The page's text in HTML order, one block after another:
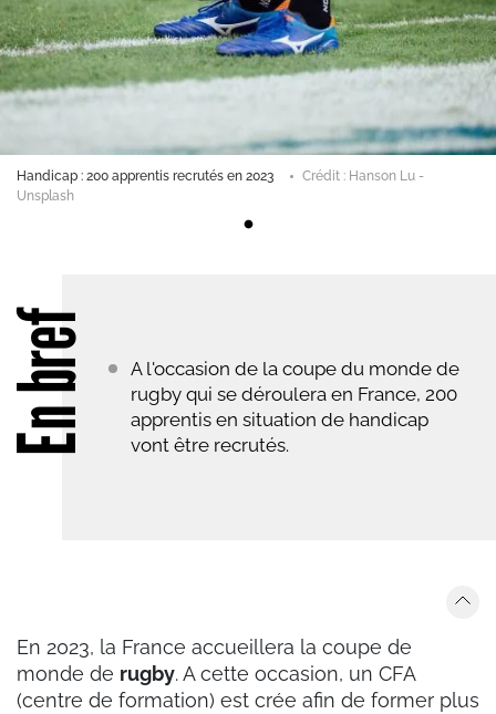
bref
A l'occasion de la coupe du monde de
rugby qui se déroulera en France, 200
apprentis en situation de handicap
vont être recrutés.
Handicap : 200 apprentis recrutés en 2023
Crédit : Hanson Lu -
Unsplash
En 2023, la France accueillera la coupe de
monde de rugby. A cette occasion, un CFA
(centre de formation) est crée afin de former plus